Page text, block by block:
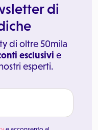
di
di oltre 50mila
esclusivi e
esperti.